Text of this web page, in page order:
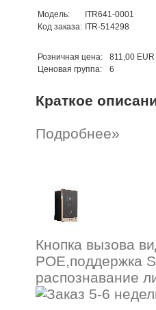
Модель:
ITR641-0001
Код заказа: ITR-514298
Розничная цена:
811,00 EUR
Ценовая группа:
6
Краткое
Подробнее»
Кнопка вызова
POE,поддержка
распознавание